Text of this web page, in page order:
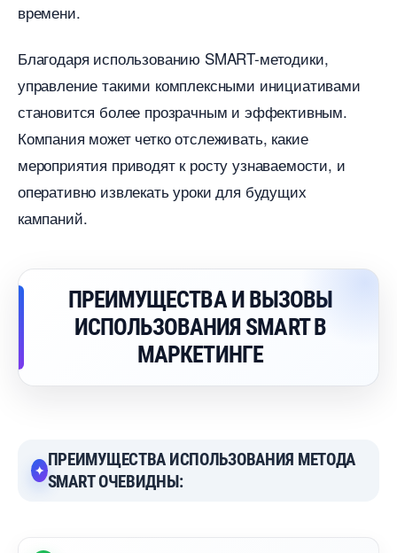
ремени.
Благодаря использованию SMART-методики,
управление такими комплексными инициативами
становится более прозрачным и эффективным.
Компания может четко отслеживать, какие
мероприятия приводят к росту узнаваемости, и
оперативно извлекать уроки для будущих
кампаний.
ПРЕИМУЩЕСТВА И ВЫЗОВЫ
ИСПОЛЬЗОВАНИЯ SMART
МАРКЕТИНГЕ
ПРЕИМУЩЕСТВА ИСПОЛЬЗОВАНИЯ МЕТОДА
SMART ОЧЕВИДНЫ: